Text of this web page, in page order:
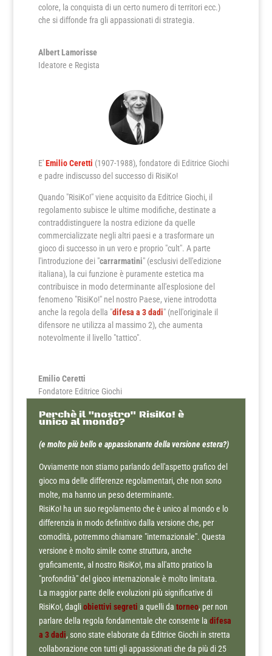
colore, la conquista di un certo numero di territori ecc.)
che si diffonde fra gli appassionati di strategia.
Albert Lamorisse
Ideatore e Regista
E'Emilio Ceretti (1907-1988), fondatore di Editrice Giochi
e padre indiscusso del successo di RisiKo!
Quando "RisiKo!" viene acquisito da Editrice Giochi, il
regolamento subisce le ultime modifiche, destinate a
contraddistinguere la nostra edizione da quelle
commercializzate negli altri paesi e a trasformare un
gioco di successo in un vero e proprio "cult". A parte
l'introduzione dei "carrarmatini" (esclusivi dell'edizione
italiana), la cui funzione è puramente estetica ma
contribuisce in modo determinante all'esplosione del
fenomeno "RisiKo!" nel nostro Paese, viene introdotta
anche la regola della "difesa a 3 dadi" (nell'originale il
difensore ne utilizza al massimo 2), che aumenta
notevolmente il livello "tattico".
Emilio Ceretti
Fondatore Editrice Giochi
Perchè il "nostro" RisiKo! è
unico al mondo?
(e molto più bello e appassionante della versione estera?)
Ovviamente non stiamo parlando dell'aspetto grafico del
gioco ma delle differenze regolamentari, che non sono
molte, ma hanno un peso determinante.
RisiKo! ha un suo regolamento che è unico al mondo e lo
differenzia in modo definitivo dalla versione che, per
comodità, potremmo chiamare "internazionale". Questa
versione è molto simile come struttura, anche
graficamente, al nostro RisiKo!, ma all'atto pratico la
"profondità" del gioco internazionale è molto limitata.
La maggior parte delle evoluzioni più significative di
RisiKo!, dagli obiettivi segreti a quelli da torneo, per non
parlare della regola fondamentale che consente la difesa
a 3 dadi, sono state elaborate da Editrice Giochi in stretta
collaborazione con tutti gli appassionati che da più di 25